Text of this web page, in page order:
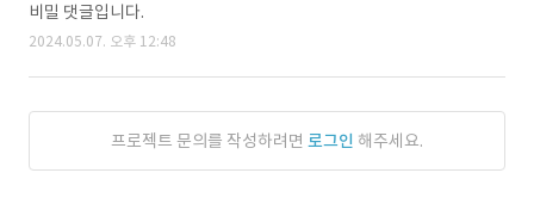
비밀 댓글입니다.
2024.05.07. 오후 12:48
프로젝트 문의를 작성하려면 로그인 해주세요.